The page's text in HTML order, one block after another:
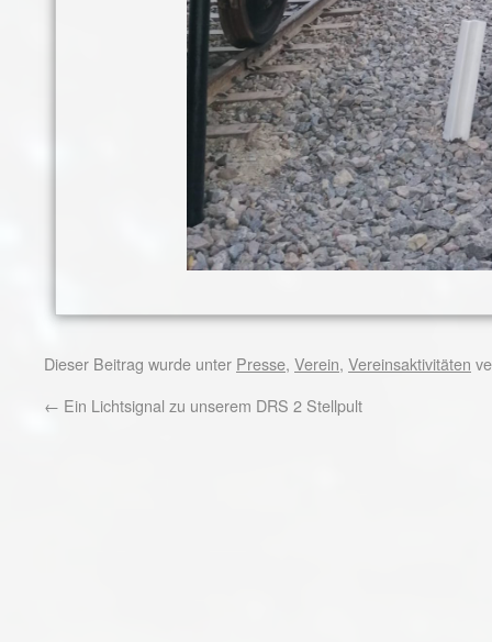
Dieser Beitrag wurde unter Presse, Verein, Vereinsaktivitäten
← Ein Lichtsignal zu unserem DRS 2 Stellpult